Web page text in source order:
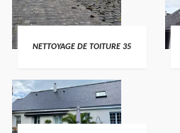
NETTOYAGE DE TOITURE 35